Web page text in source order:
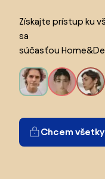
Získajte prístup ku
sa
súčasťou
Chcem